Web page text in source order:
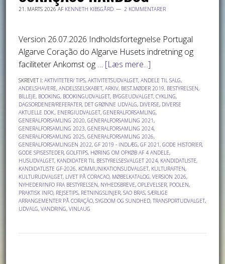
21. MARTS 2026 AF KENNETH KIBSGÅRD 2 KOMMENTARER
Version 26.07.2026 Indholdsfortegnelse Portugal
Algarve Coração do Algarve Husets indretning og
faciliteter Ankomst og … [Læs mere...]
SKREVET I:AKTIVITETER/ TIPS,AKTIVITETSUDVALGET,ANDELE TIL SALG,
ANDELSHAVERE,ANDELSSELSKABET,ARKIV, BEST.MØDER 2019, BESTYRELSEN,
BILLEJE, BOOKING, BOOKINGUDVALGET, BYGGEUDVALGET,CYKLING,
DAGSORDENER/REFERATER, DET GRØNNE UDVALG, DIVERSE, DIVERSE
AKTUELLE DOK., ENERGIUDVALGET,GENERALFORSAMLING,
GENERALFORSAMLING 2020,GENERALFORSAMLING 2021,
GENERALFORSAMLING 2023,GENERALFORSAMLING 2024,
GENERALFORSAMLING 2025,GENERALFORSAMLING 2026,
GENERALFORSAMLINGEN 2022,GF 2019 - INDLÆG,GF 2021,GODE HISTORIER,
GODE SPISESTEDER,GOLFTIPS, HØRING OM OPKØB AF 4 ANDELE,
HUSUDVALGET, KANDIDATER TIL BESTYRELSESVALGET 2024, KANDIDATLISTE,
KANDIDATLISTE GF-2026, KOMMUNIKATIONSUDVALGET, KULTURAFTEN,
KULTURUDVALGET, LIVET PÅ CORACAO, MØBELKATALOG, VERSION 2026,
NYHEDER/INFO FRA BESTYRELSEN, NYHEDSBREVE,OPLEVELSER, POOLEN,
PRAKTISK INFO, REJSETIPS, RETNINGSLINJER,SAO BRAS,SÆRLIGE
ARRANGEMENTER PÅ CORAÇÃO,SYGDOM OG SUNDHED,TRANSPORTUDVALGET,
UDVALG,VANDRING,VINLAUG